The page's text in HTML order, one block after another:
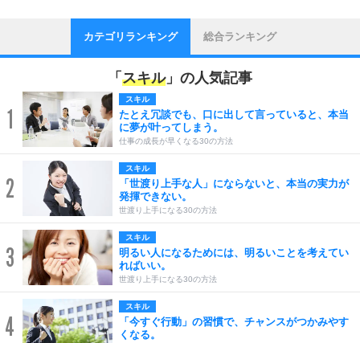
カテゴリランキング 総合ランキング
「 スキル」の人気記事
1
スキル
たとえ冗談でも、口に出して言っていると、本当
に夢が叶ってしまう。
仕事の成長が早くなる30の方法
2
スキル
「世渡り上手な人」にならないと、本当の実力が
発揮できない。
世渡り上手になる30の方法
3
スキル
明るい人になるためには、明るいことを考えてい
ればいい。
世渡り上手になる30の方法
4
スキル
「今すぐ行動」の習慣で、チャンスがつかみやす
くなる。